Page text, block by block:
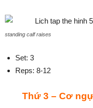
standing calf raises
Set: 3
Reps: 8-12
Thứ 3 – Cơ